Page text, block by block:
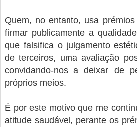
Quem, no entanto, usa
firmar publicamente a
que falsifica o julgamento
de terceiros, uma avaliação
convidando-nos a deixar de
próprios meios.
É por este motivo que me
atitude saudável, perante os